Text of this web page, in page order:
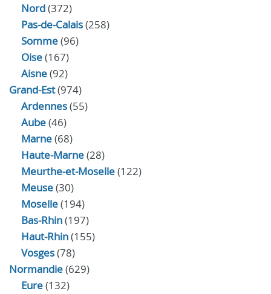
Nord(372)
Pas-de-Calais(258)
Somme(96)
Oise(167)
Aisne(92)
Grand-Est(974)
Ardennes(55)
Aube(46)
Marne(68)
Haute-Marne(28)
Meurthe-et-Moselle(122)
Meuse(30)
Moselle(194)
Bas-Rhin(197)
Haut-Rhin(155)
Vosges(78)
Normandie(629)
Eure(132)